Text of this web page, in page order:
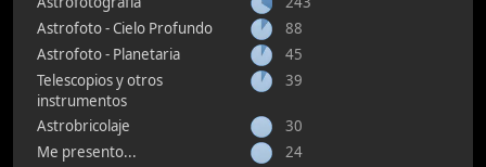
Astrofoto - Cielo Profundo
88
Astrofoto - Planetaria
45
Telescopios y otros
instrumentos
39
Astrobricolaje
30
Me presento...
24